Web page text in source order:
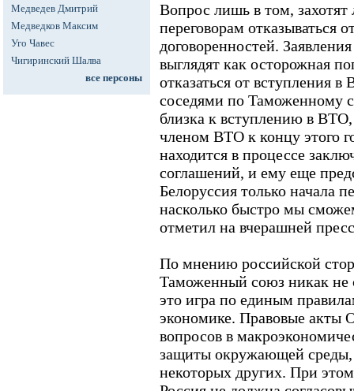
Медведев Дмитрий
Медведков Максим
Уго Чавес
Чигиринский Шалва
все персоны
Вопрос лишь в том,
переговорам отказываться
договоренностей.
выглядят как осторожная
отказаться от вступления
соседями по Таможенному
близка к вступлению в
членом ВТО к концу этого
находится в процессе
соглашений, и ему еще
Белоруссия только начала
насколько быстро мы
отметил на вчерашней
По мнению российской
Таможенный союз никак не
это игра по единым
экономике. Правовые акты
вопросов в
защиты окружающей
некоторых других. При